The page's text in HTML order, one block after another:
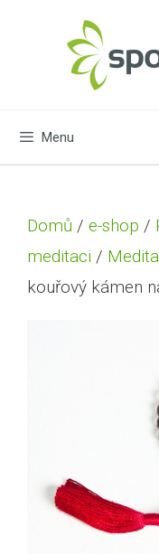
Menu
Domů / e-shop /
meditaci /
kouřový kámen